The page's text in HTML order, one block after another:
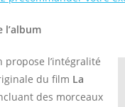
l’album
propose l’intégralité
du film La
des morceaux